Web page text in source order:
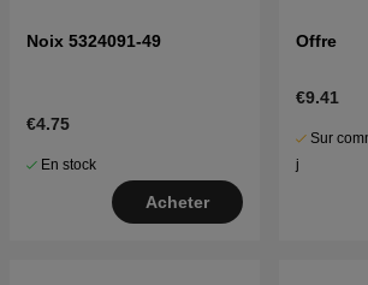
Noix 5324091-49
€4.75
En stock
Acheter
Offre
€9.41
Sur
j